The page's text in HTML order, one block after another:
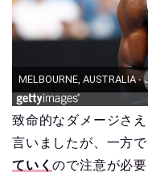
致命的なダメージさ
言いましたが、一方
ていくので注意が必要